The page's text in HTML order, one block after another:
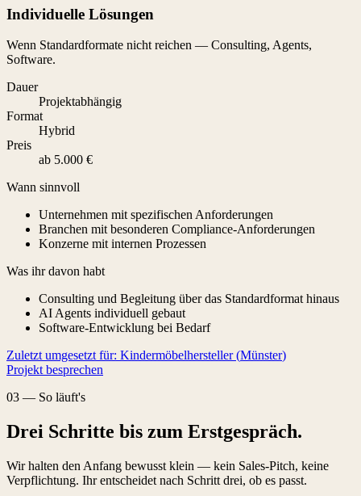
Individuelle Lösungen
Wenn Standardformate nicht reichen — Consulting, Agents,
Software.
Dauer
Projektabhängig
Format
Hybrid
Preis
ab 5.000 €
Wann sinnvoll
Unternehmen mit spezifischen Anforderungen
Branchen mit besonderen Compliance-Anforderungen
Konzerne mit internen Prozessen
Was ihr davon habt
Consulting und Begleitung über das Standardformat hinaus
AI Agents individuell gebaut
Software-Entwicklung bei Bedarf
Zuletzt umgesetzt für: Kindermöbelhersteller(Münster)
Projekt besprechen
03 — So läuft's
Drei Schritte bis zum Erstgespräch.
Wir halten den Anfang bewusst klein — kein Sales-Pitch, keine
Verpflichtung. Ihr entscheidet nach Schritt drei, ob es passt.